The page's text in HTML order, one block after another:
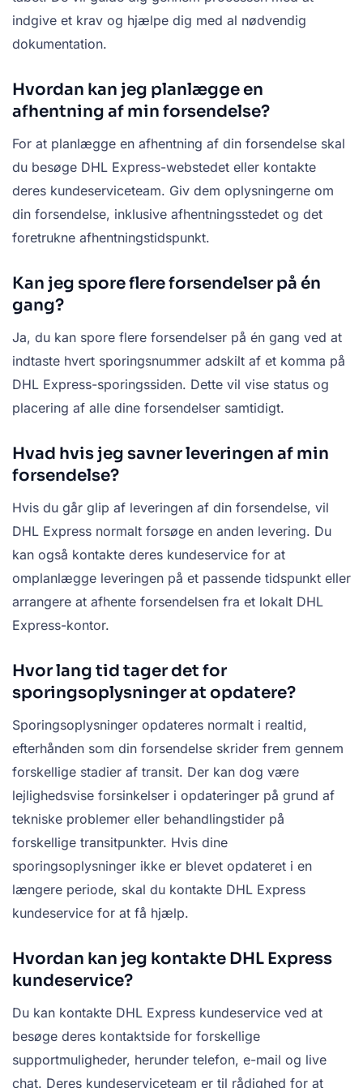
indgive et krav og hjælpe dig med al nødvendig
dokumentation.
Hvordan kan jeg planlægge en
afhentning af min forsendelse?
For at planlægge en afhentning af din forsendelse skal
du besøge DHL Express-webstedet eller kontakte
deres kundeserviceteam. Giv dem oplysningerne om
din forsendelse, inklusive afhentningsstedet og det
foretrukne afhentningstidspunkt.
Kan jeg spore flere forsendelser på én
gang?
Ja, du kan spore flere forsendelser på én gang ved at
indtaste hvert sporingsnummer adskilt af et komma på
DHL Express-sporingssiden. Dette vil vise status og
placering af alle dine forsendelser samtidigt.
Hvad hvis jeg savner leveringen af min
forsendelse?
Hvis du går glip af leveringen af din forsendelse, vil
DHL Express normalt forsøge en anden levering. Du
kan også kontakte deres kundeservice for at
omplanlægge leveringen på et passende tidspunkt eller
arrangere at afhente forsendelsen fra et lokalt DHL
Express-kontor.
Hvor lang tid tager det for
sporingsoplysninger at opdatere?
Sporingsoplysninger opdateres normalt i realtid,
efterhånden som din forsendelse skrider frem gennem
forskellige stadier af transit. Der kan dog være
lejlighedsvise forsinkelser i opdateringer på grund af
tekniske problemer eller behandlingstider på
forskellige transitpunkter. Hvis dine
sporingsoplysninger ikke er blevet opdateret i en
længere periode, skal du kontakte DHL Express
kundeservice for at få hjælp.
Hvordan kan jeg kontakte DHL Express
kundeservice?
Du kan kontakte DHL Express kundeservice ved at
besøge deres kontaktside for forskellige
supportmuligheder, herunder telefon, e-mail og live
chat. Deres kundeserviceteam er til rådighed for at